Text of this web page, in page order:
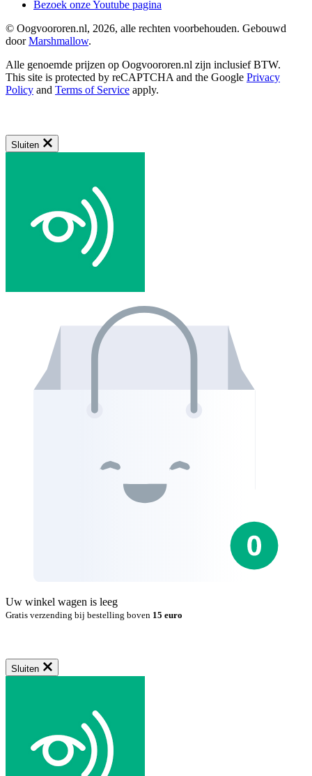
Bezoek onze Youtube pagina
© Oogvoororen.nl, 2026, alle rechten voorbehouden. Gebouwd
doorMarshmallow.
Alle genoemde prijzen op Oogvoororen.nl zijn inclusief BTW.
This site is protected by reCAPTCHA and the Google Privacy
Policy and Terms of Service apply.
Sluiten
Uw winkel wagen is leeg
Gratis verzending bij bestelling boven 15 euro
Sluiten